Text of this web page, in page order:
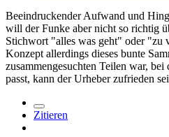
Beeindruckender Aufwand und
will der Funke aber nicht so richtig
Stichwort "alles was geht" oder "zu
Konzept allerdings dieses bunte
zusammengesuchten Teilen war,
passt, kann der Urheber zufrieden
Zitieren